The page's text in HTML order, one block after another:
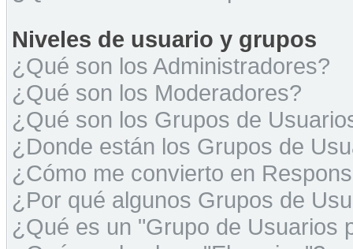
Niveles de usuario y grupos
¿Qué son los Administradores?
¿Qué son los Moderadores?
¿Qué son los Grupos de
¿Donde están los Grupos de
¿Cómo me convierto en
¿Por qué algunos Grupos de
¿Qué es un "Grupo de Usuarios